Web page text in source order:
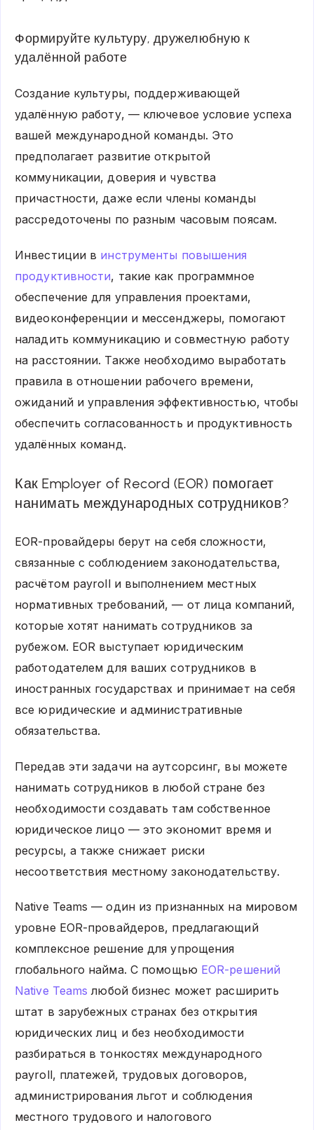
Формируйте культуру, дружелюбную к
удалённой работе
Создание культуры, поддерживающей
удалённую работу, — ключевое условие успеха
вашей международной команды. Это
предполагает развитие открытой
коммуникации, доверия и чувства
причастности, даже если члены команды
рассредоточены по разным часовым поясам.
Инвестиции в инструменты повышения
продуктивности, такие как программное
обеспечение для управления проектами,
видеоконференции и мессенджеры, помогают
наладить коммуникацию и совместную работу
на расстоянии. Также необходимо выработать
правила в отношении рабочего времени,
ожиданий и управления эффективностью, чтобы
обеспечить согласованность и продуктивность
удалённых команд.
Как Employer of Record (EOR) помогает
нанимать международных сотрудников?
EOR-провайдеры берут на себя сложности,
связанные с соблюдением законодательства,
расчётом payroll и выполнением местных
нормативных требований, — от лица компаний,
которые хотят нанимать сотрудников за
рубежом. EOR выступает юридическим
работодателем для ваших сотрудников в
иностранных государствах и принимает на себя
все юридические и административные
обязательства.
Передав эти задачи на аутсорсинг, вы можете
нанимать сотрудников в любой стране без
необходимости создавать там собственное
юридическое лицо — это экономит время и
ресурсы, а также снижает риски
несоответствия местному законодательству.
Native Teams — один из признанных на мировом
уровне EOR-провайдеров, предлагающий
комплексное решение для упрощения
глобального найма. С помощью EOR-решений
Native Teams любой бизнес может расширить
штат в зарубежных странах без открытия
юридических лиц и без необходимости
разбираться в тонкостях международного
payroll, платежей, трудовых договоров,
администрирования льгот и соблюдения
местного трудового и налогового